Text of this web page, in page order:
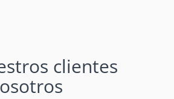
clientes